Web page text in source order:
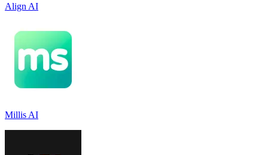
Align AI
Millis AI